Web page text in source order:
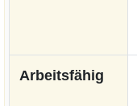
Arbeitsfähig